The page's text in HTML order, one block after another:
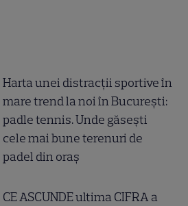
Harta unei distracții sportive în
mare trend la noi în București:
padle tennis. Unde găsești
cele mai bune terenuri de
padel din oraș
CE ASCUNDE ultima CIFRA a